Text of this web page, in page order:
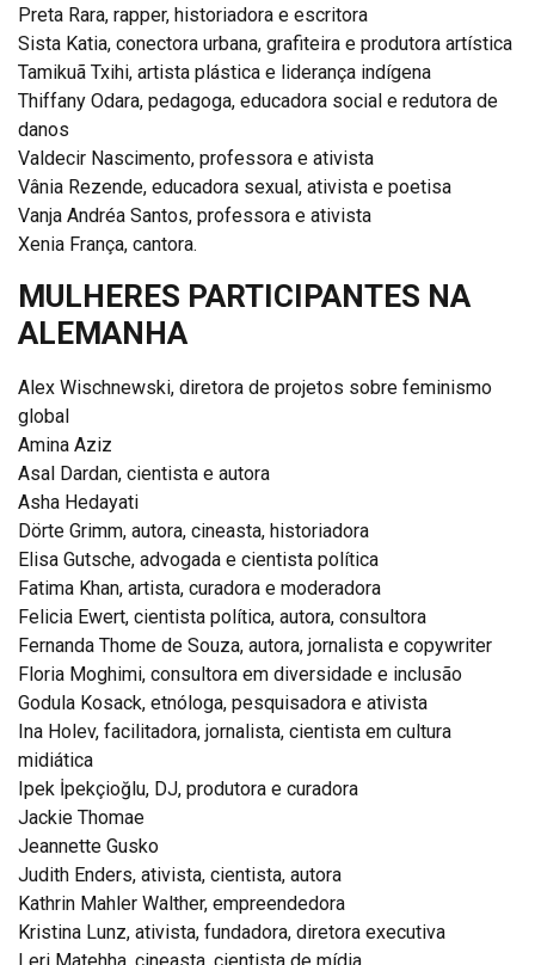
Preta Rara, rapper, historiadora e escritora
Sista Katia, conectora urbana, grafiteira e produtora artística
Tamikuã Txihi, artista plástica e liderança indígena
Thiffany Odara, pedagoga, educadora social e redutora de
danos
Valdecir Nascimento, professora e ativista
Vânia Rezende, educadora sexual, ativista e poetisa
Vanja Andréa Santos, professora e ativista
Xenia França, cantora.
MULHERES PARTICIPANTES NA
ALEMANHA
Alex Wischnewski, diretora de projetos sobre feminismo
global
Amina Aziz
Asal Dardan, cientista e autora
Asha Hedayati
Dörte Grimm, autora, cineasta, historiadora
Elisa Gutsche, advogada e cientista política
Fatima Khan, artista, curadora e moderadora
Felicia Ewert, cientista política, autora, consultora
Fernanda Thome de Souza, autora, jornalista e copywriter
Floria Moghimi, consultora em diversidade e inclusão
Godula Kosack, etnóloga, pesquisadora e ativista
Ina Holev, facilitadora, jornalista, cientista em cultura
midiática
Ipek İpekçioğlu, DJ, produtora e curadora
Jackie Thomae
Jeannette Gusko
Judith Enders, ativista, cientista, autora
Kathrin Mahler Walther, empreendedora
Kristina Lunz, ativista, fundadora, diretora executiva